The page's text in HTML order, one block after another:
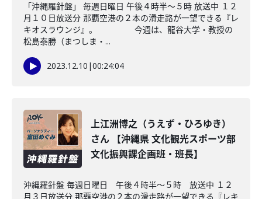
「沖縄羅針盤」 毎週日曜日 午後４時半～５時 放送中 １２
月１０日放送分 那覇空港の２本の滑走路が一望できる『レ
キオスラウンジ』。 今週は、龍谷大学・教授の
松島泰勝（まつしま・...
2023.12.10 |00:24:04
上江洲博之（うえず・ひろゆき）
さん 【沖縄県 文化観光スポーツ部
文化振興課企画班・班長】
沖縄羅針盤 毎週日曜日 午後４時半～５時 放送中 １２
月３日放送分 那覇空港の２本の滑走路が一望できる『レキ